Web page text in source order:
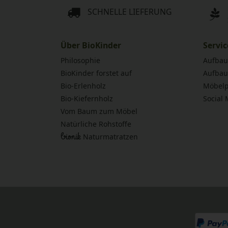
SCHNELLE LIEFERUNG
Über BioKinder
Philosophie
BioKinder forstet auf
Bio-Erlenholz
Bio-Kiefernholz
Vom Baum zum Möbel
Natürliche Rohstoffe
bionik Naturmatratzen
Social